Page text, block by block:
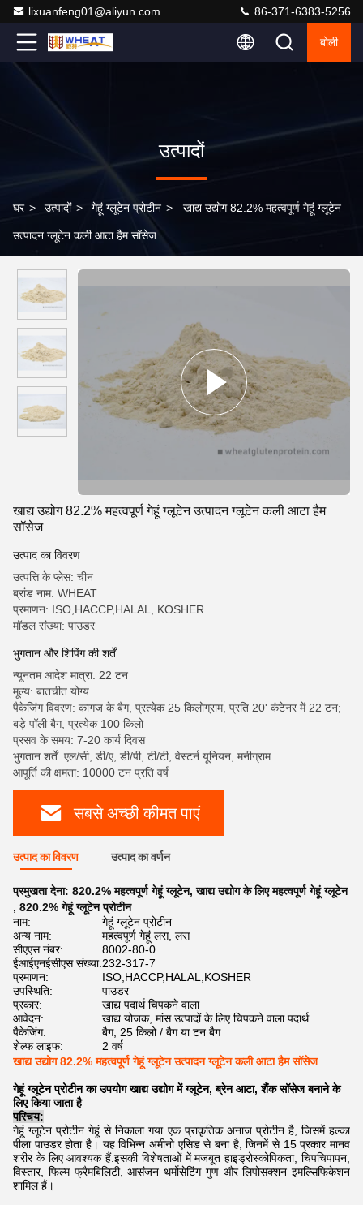
lixuanfeng01@aliyun.com 86-371-6383-5256
बोली
उत्पादों
घर > उत्पादों > गेहूं ग्लूटेन प्रोटीन > खाद्य उद्योग 82.2% महत्वपूर्ण गेहूं ग्लूटेन
उत्पादन ग्लूटेन कली आटा हैम सॉसेज
खाद्य उद्योग 82.2% महत्वपूर्ण गेहूं ग्लूटेन उत्पादन ग्लूटेन कली आटा हैम
सॉसेज
उत्पाद का विवरण
उत्पत्ति के प्लेस: चीन
ब्रांड नाम: WHEAT
प्रमाणन: ISO,HACCP,HALAL, KOSHER
मॉडल संख्या: पाउडर
भुगतान और शिपिंग की शर्तें
न्यूनतम आदेश मात्रा: 22 टन
मूल्य: बातचीत योग्य
पैकेजिंग विवरण: कागज के बैग, प्रत्येक 25 किलोग्राम, प्रति 20' कंटेनर में 22 टन;
बड़े पॉली बैग, प्रत्येक 100 किलो
प्रसव के समय: 7-20 कार्य दिवस
भुगतान शर्तें: एल/सी, डी/ए, डी/पी, टी/टी, वेस्टर्न यूनियन, मनीग्राम
आपूर्ति की क्षमता: 10000 टन प्रति वर्ष
सबसे अच्छी कीमत पाएं
उत्पाद का विवरण उत्पाद का वर्णन
प्रमुखता देना: 820.2% महत्वपूर्ण गेहूं ग्लूटेन,खाद्य उद्योग के लिए महत्वपूर्ण गेहूं ग्लूटेन
, 820.2% गेहूं ग्लूटेन प्रोटीन
नाम:
गेहूं ग्लूटेन प्रोटीन
अन्य नाम:
महत्वपूर्ण गेहूं लस, लस
सीएएस नंबर:
8002-80-0
ईआईएनईसीएस संख्या:232-317-7
प्रमाणन:
ISO,HACCP,HALAL,KOSHER
उपस्थिति:
पाउडर
प्रकार:
खाद्य पदार्थ चिपकने वाला
आवेदन:
खाद्य योजक, मांस उत्पादों के लिए चिपकने वाला पदार्थ
पैकेजिंग:
बैग, 25 किलो / बैग या टन बैग
शेल्फ लाइफ:
2 वर्ष
खाद्य उद्योग 82.2% महत्वपूर्ण गेहूं ग्लूटेन उत्पादन ग्लूटेन कली आटा हैम सॉसेज
गेहूं ग्लूटेन प्रोटीन का उपयोग खाद्य उद्योग में ग्लूटेन, ब्रेन आटा, शैंक सॉसेज बनाने के
लिए किया जाता है
परिचय:
गेहूं ग्लूटेन प्रोटीन गेहूं से निकाला गया एक प्राकृतिक अनाज प्रोटीन है, जिसमें हल्का
पीला पाउडर होता है। यह विभिन्न अमीनो एसिड से बना है, जिनमें से 15 प्रकार मानव
शरीर के लिए आवश्यक हैं.इसकी विशेषताओं में मजबूत हाइड्रोस्कोपिकता, चिपचिपापन,
विस्तार, फिल्म फ्रैमबिलिटी, आसंजन थर्मोसेटिंग गुण और लिपोसक्शन इमल्सिफिकेशन
शामिल हैं।